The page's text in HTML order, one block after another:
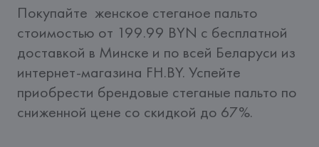
Покупайте  женское стеганое пальто
стоимостью от 199.99 BYN c бесплатной
доставкой в Минске и по всей Беларуси из
интернет-магазина FH.BY. Успейте
приобрести брендовые стеганые пальто по
сниженной цене со скидкой до 67%.